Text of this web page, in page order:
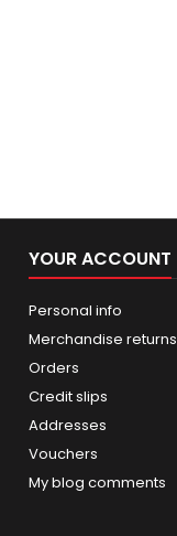
YOUR ACCOUNT
Personal info
Merchandise returns
Orders
Credit slips
Addresses
Vouchers
My blog comments